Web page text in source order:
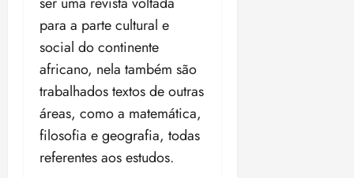
para a parte cultural e
social do continente
africano, nela também são
trabalhados textos de outras
áreas, como a matemática,
filosofia e geografia, todas
referentes aos estudos.